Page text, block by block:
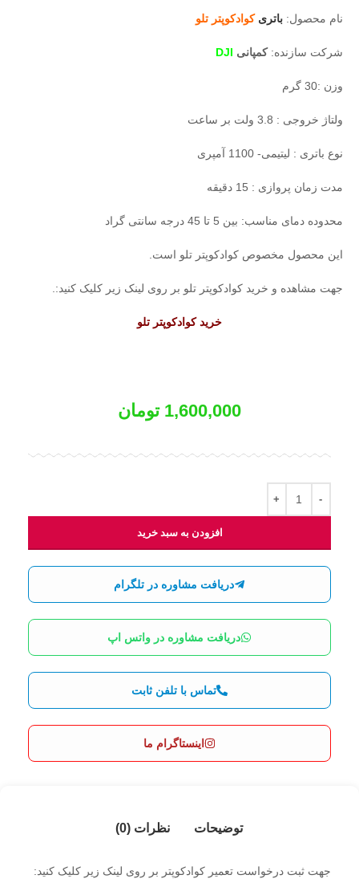
نام محصول:باتریکوادکوپتر تلو
شرکت سازنده:کمپانی
وزن :30 گرم
ولتاژ خروجی : 3.8 ولت بر ساعت
نوع باتری : لیتیمی- 1100 آمپری
مدت زمان پروازی : 15 دقیقه
محدوده دمای مناسب: بین 5 تا 45 درجه سانتی گراد
این محصول مخصوص کوادکوپتر تلو است.
جهت مشاهده و خرید کوادکوپتر تلو بر روی لینک زیر کلیک کنید:.
خرید کوادکوپتر تلو
1,600,000 تومان
افزودن به سبد خرید
دریافت مشاوره در تلگرام
دریافت مشاوره در واتس اپ
تماس با تلفن ثابت
اینستاگرام ما
توضیحات نظرات (0)
جهت ثبت درخواست تعمیر کوادکوپتر بر روی لینک زیر کلیک کنید: